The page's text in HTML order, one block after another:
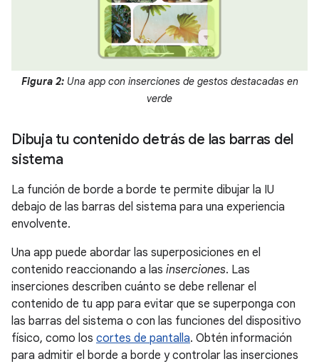
Figura 2:Una app con inserciones de gestos destacadas en
verde
Dibuja tu contenido detrás de las barras del
sistema
La función de borde a borde te permite dibujar la IU
debajo de las barras del sistema para una experiencia
envolvente.
Una app puede abordar las superposiciones en el
contenido reaccionando a las inserciones. Las
inserciones describen cuánto se debe rellenar el
contenido de tu app para evitar que se superponga con
las barras del sistema o con las funciones del dispositivo
físico, como los cortes de pantalla. Obtén información
para admitir el borde a borde y controlar las inserciones